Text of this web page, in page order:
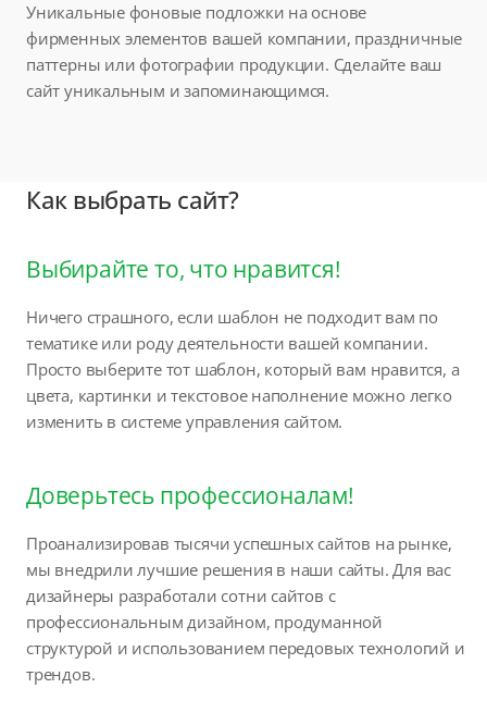
Уникальные фоновые подложки на основе
фирменных элементов вашей компании, праздничные
паттерны или фотографии продукции. Сделайте ваш
сайт уникальным и запоминающимся.
Как выбрать сайт?
Выбирайте то, что нравится!
Ничего страшного, если шаблон не подходит вам по
тематике или роду деятельности вашей компании.
Просто выберите тот шаблон, который вам нравится, а
цвета, картинки и текстовое наполнение можно легко
изменить в системе управления сайтом.
Доверьтесь профессионалам!
Проанализировав тысячи успешных сайтов на рынке,
мы внедрили лучшие решения в наши сайты. Для вас
дизайнеры разработали сотни сайтов с
профессиональным дизайном, продуманной
структурой и использованием передовых технологий и
трендов.